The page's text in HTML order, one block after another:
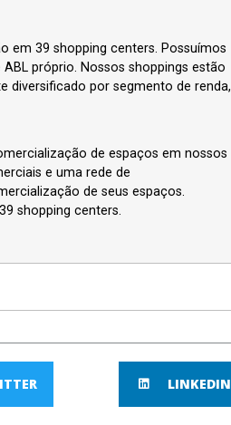
em 39 shopping centers. Possuímos
próprio. Nossos shoppings estão
diversificado por segmento de renda,
de espaços em nossos
e uma rede de
de seus espaços.
shopping centers.
LINKEDIN